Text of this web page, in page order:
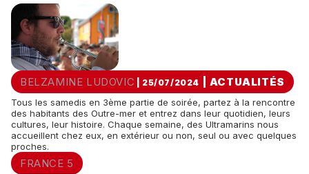
BELZAMINE LUDOVIC | 25/07/2024 ACTUALITÉS
Tous les samedis en 3ème partie de soirée, partez à la rencontre
des habitants des Outre-mer et entrez dans leur quotidien, leurs
cultures, leur histoire. Chaque semaine, des Ultramarins nous
accueillent chez eux, en extérieur ou non, seul ou avec quelques
proches.
FRANCE 5